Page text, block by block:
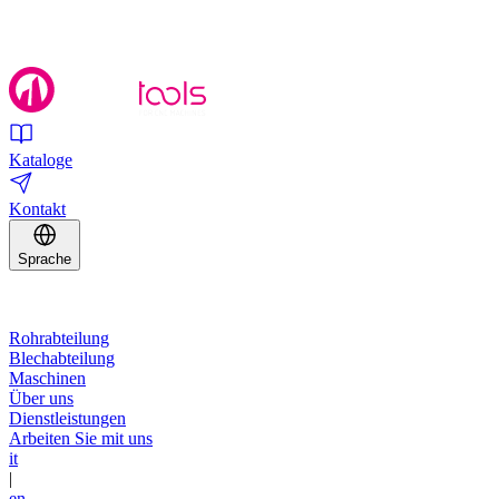
Kataloge
Kontakt
Sprache
Rohrabteilung
Blechabteilung
Maschinen
Über uns
Dienstleistungen
Arbeiten Sie mit uns
it
|